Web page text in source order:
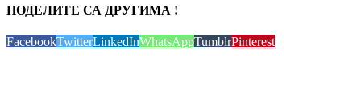
ПОДЕЛИТЕ СА ДРУГИМА !
FacebookTwitterLinkedInWhatsAppTumblrPinterest